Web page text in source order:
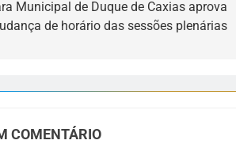
Municipal de Duque de Caxias aprova
de horário das sessões plenárias
COMENTÁRIO